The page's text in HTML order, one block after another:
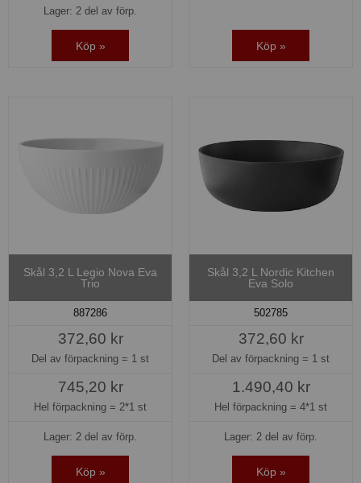
Lager: 2 del av förp.
Köp » Köp »
Skål 3,2 L Legio Nova Eva
Trio
887286
372,60 kr
Del av förpackning = 1 st
745,20 kr
Hel förpackning = 2*1 st
Lager: 2 del av förp.
Köp »
Skål 3,2 L Nordic Kitchen
Eva Solo
502785
372,60 kr
Del av förpackning = 1 st
1.490,40 kr
Hel förpackning = 4*1 st
Lager: 2 del av förp.
Köp »